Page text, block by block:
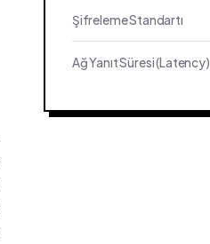
Şifreleme Standartı
Ağ Yanıt Süresi (Latency)